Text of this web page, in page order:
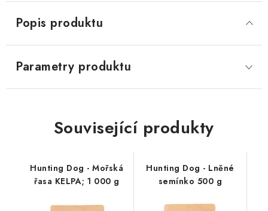
Popis produktu
Parametry produktu
Související produkty
Hunting Dog - Mořská
řasa KELPA; 1 000 g
Hunting Dog - Lněné
semínko 500 g